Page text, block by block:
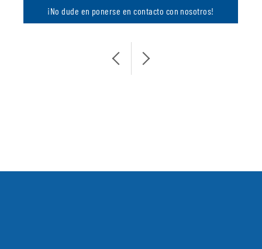
¡No dude en ponerse en contacto con nosotros!